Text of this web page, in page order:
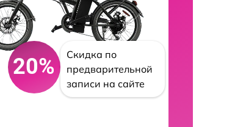
20%
Скидка по
предварительной
записи на сайте